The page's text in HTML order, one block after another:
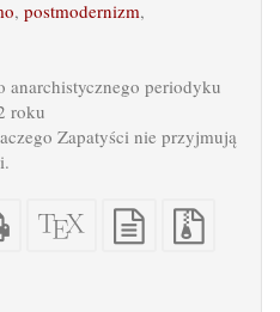
, postmodernizm,
anarchistycznego periodyku
roku
Zapatyści nie przyjmują
Samodzielny
HTML
Źrodło
XeLaTeX
Czysty
tekst